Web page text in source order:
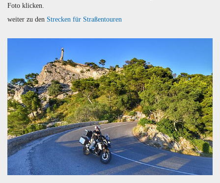
Foto klicken.
weiter zu den Strecken für Straßentouren